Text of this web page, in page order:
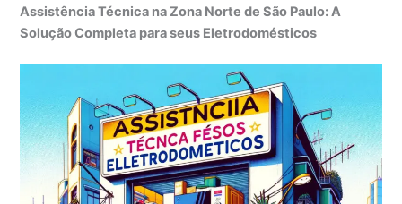
Assistência Técnica na Zona Norte de São Paulo: A
Solução Completa para seus Eletrodomésticos